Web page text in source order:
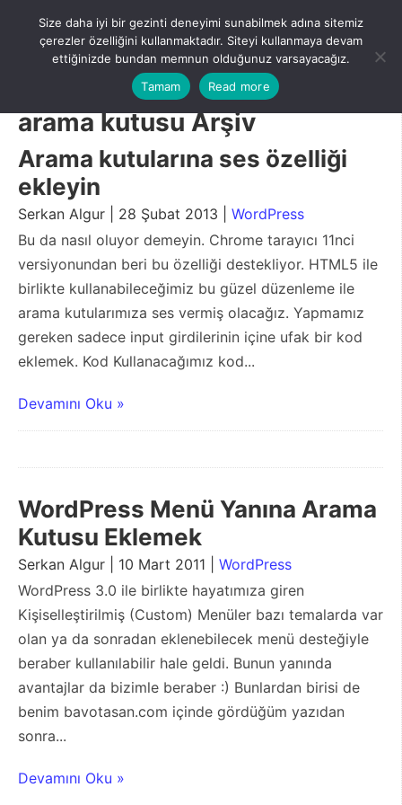
content
Menu
arama kutusu Arşiv
Arama kutularına ses özelliği
ekleyin
Serkan Algur | 28 Şubat 2013 | WordPress
Bu da nasıl oluyor demeyin. Chrome tarayıcı 11nci
versiyonundan beri bu özelliği destekliyor. HTML5 ile
birlikte kullanabileceğimiz bu güzel düzenleme ile
arama kutularımıza ses vermiş olacağız. Yapmamız
gereken sadece input girdilerinin içine ufak bir kod
eklemek. Kod Kullanacağımız kod...
Devamını Oku »
WordPress Menü Yanına Arama
Kutusu Eklemek
Serkan Algur | 10 Mart 2011 | WordPress
WordPress 3.0 ile birlikte hayatımıza giren
Kişiselleştirilmiş (Custom) Menüler bazı temalarda var
olan ya da sonradan eklenebilecek menü desteğiyle
beraber kullanılabilir hale geldi. Bunun yanında
avantajlar da bizimle beraber :) Bunlardan birisi de
benim bavotasan.com içinde gördüğüm yazıdan
sonra...
Devamını Oku »
Size daha iyi bir gezinti deneyimi sunabilmek adına sitemiz
çerezler özelliğini kullanmaktadır. Siteyi kullanmaya devam
ettiğinizde bundan memnun olduğunuz varsayacağız.
Tamam
Read more